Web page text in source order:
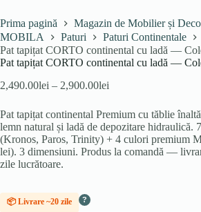
Prima pagină
Magazin de Mobilier și
MOBILA
Paturi
Paturi Continentale
Pat tapițat CORTO continental cu ladă —
Pat tapițat CORTO continental cu ladă —
2,490.00lei – 2,900.00lei
prețuri:
2,490.00lei
până
la
2,900.00lei
Pat tapițat continental Premium cu tăblie
lemn natural și ladă de depozitare hidraulică.
(Kronos, Paros, Trinity) + 4 culori premium
lei). 3 dimensiuni. Produs la comandă —
zile lucrătoare.
📦 Livrare ~20 zile ?